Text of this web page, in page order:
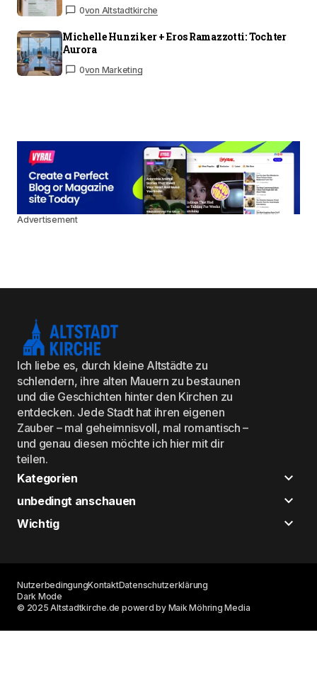
0von Altstadtkirche
Michelle Hunziker + Eros Ramazzotti: Tochter
Aurora
0von Marketing
Advertisement
Ich liebe es, durch kleine Altstädte zu
schlendern, ihre alten Mauern zu bestaunen
und die Geschichten hinter den Kirchen zu
entdecken. Jede Stadt hat ihren eigenen
Zauber – mal geheimnisvoll, mal romantisch –
und genau diesen möchte ich hier mit dir
teilen.
Kategorien
unbedingt anschauen
Wichtig
© 2025 Altstadtkirche.de powerd by Maik Möhring Media
NutzerbedingungKontaktDatenschutzerklärung
Dark Mode